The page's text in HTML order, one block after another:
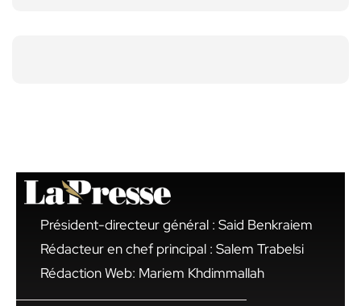
Président-directeur général : Said Benkraiem
Rédacteur en chef principal : Salem Trabelsi
Rédaction Web: Mariem Khdimmallah